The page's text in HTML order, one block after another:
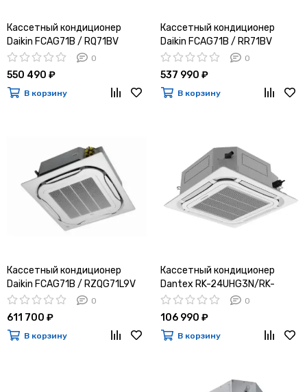
Кассетный кондиционер
Daikin FCAG71B / RQ71BV
0
550 490 ₽
В корзину
Кассетный кондиционер
Daikin FCAG71B / RR71BV
0
537 990 ₽
В корзину
Кассетный кондиционер
Daikin FCAG71B / RZQG71L9V
0
611 700 ₽
В корзину
Кассетный кондиционер
Dantex RK-24UHG3N/RK-
24HG3NE-W
0
106 990 ₽
В корзину